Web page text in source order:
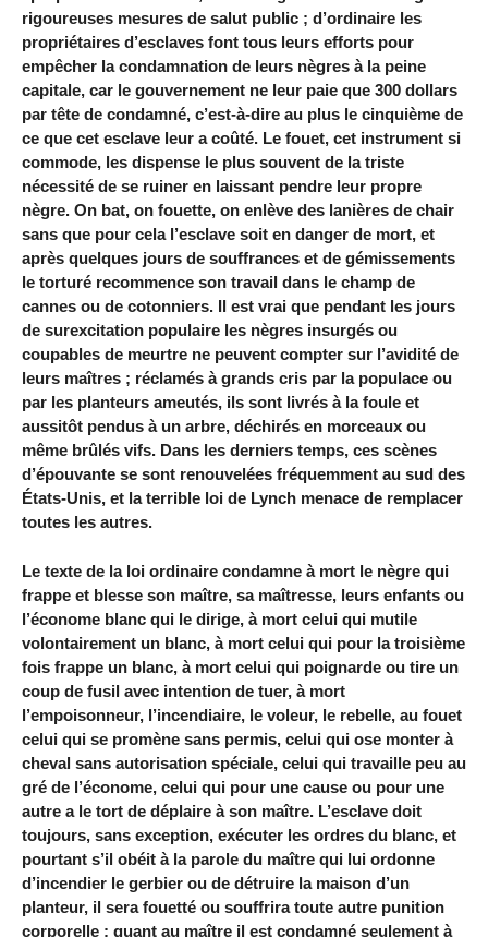
rigoureuses mesures de salut public ; d’ordinaire les
propriétaires d’esclaves font tous leurs efforts pour
empêcher la condamnation de leurs nègres à la peine
capitale, car le gouvernement ne leur paie que 300 dollars
par tête de condamné, c’est-à-dire au plus le cinquième de
ce que cet esclave leur a coûté. Le fouet, cet instrument si
commode, les dispense le plus souvent de la triste
nécessité de se ruiner en laissant pendre leur propre
nègre. On bat, on fouette, on enlève des lanières de chair
sans que pour cela l’esclave soit en danger de mort, et
après quelques jours de souffrances et de gémissements
le torturé recommence son travail dans le champ de
cannes ou de cotonniers. Il est vrai que pendant les jours
de surexcitation populaire les nègres insurgés ou
coupables de meurtre ne peuvent compter sur l’avidité de
leurs maîtres ; réclamés à grands cris par la populace ou
par les planteurs ameutés, ils sont livrés à la foule et
aussitôt pendus à un arbre, déchirés en morceaux ou
même brûlés vifs. Dans les derniers temps, ces scènes
d’épouvante se sont renouvelées fréquemment au sud des
États-Unis, et la terrible loi de Lynch menace de remplacer
toutes les autres.
Le texte de la loi ordinaire condamne à mort le nègre qui
frappe et blesse son maître, sa maîtresse, leurs enfants ou
l’économe blanc qui le dirige, à mort celui qui mutile
volontairement un blanc, à mort celui qui pour la troisième
fois frappe un blanc, à mort celui qui poignarde ou tire un
coup de fusil avec intention de tuer, à mort
l’empoisonneur, l’incendiaire, le voleur, le rebelle, au fouet
celui qui se promène sans permis, celui qui ose monter à
cheval sans autorisation spéciale, celui qui travaille peu au
gré de l’économe, celui qui pour une cause ou pour une
autre a le tort de déplaire à son maître. L’esclave doit
toujours, sans exception, exécuter les ordres du blanc, et
pourtant s’il obéit à la parole du maître qui lui ordonne
d’incendier le gerbier ou de détruire la maison d’un
planteur, il sera fouetté ou souffrira toute autre punition
corporelle ; quant au maître il est condamné seulement à